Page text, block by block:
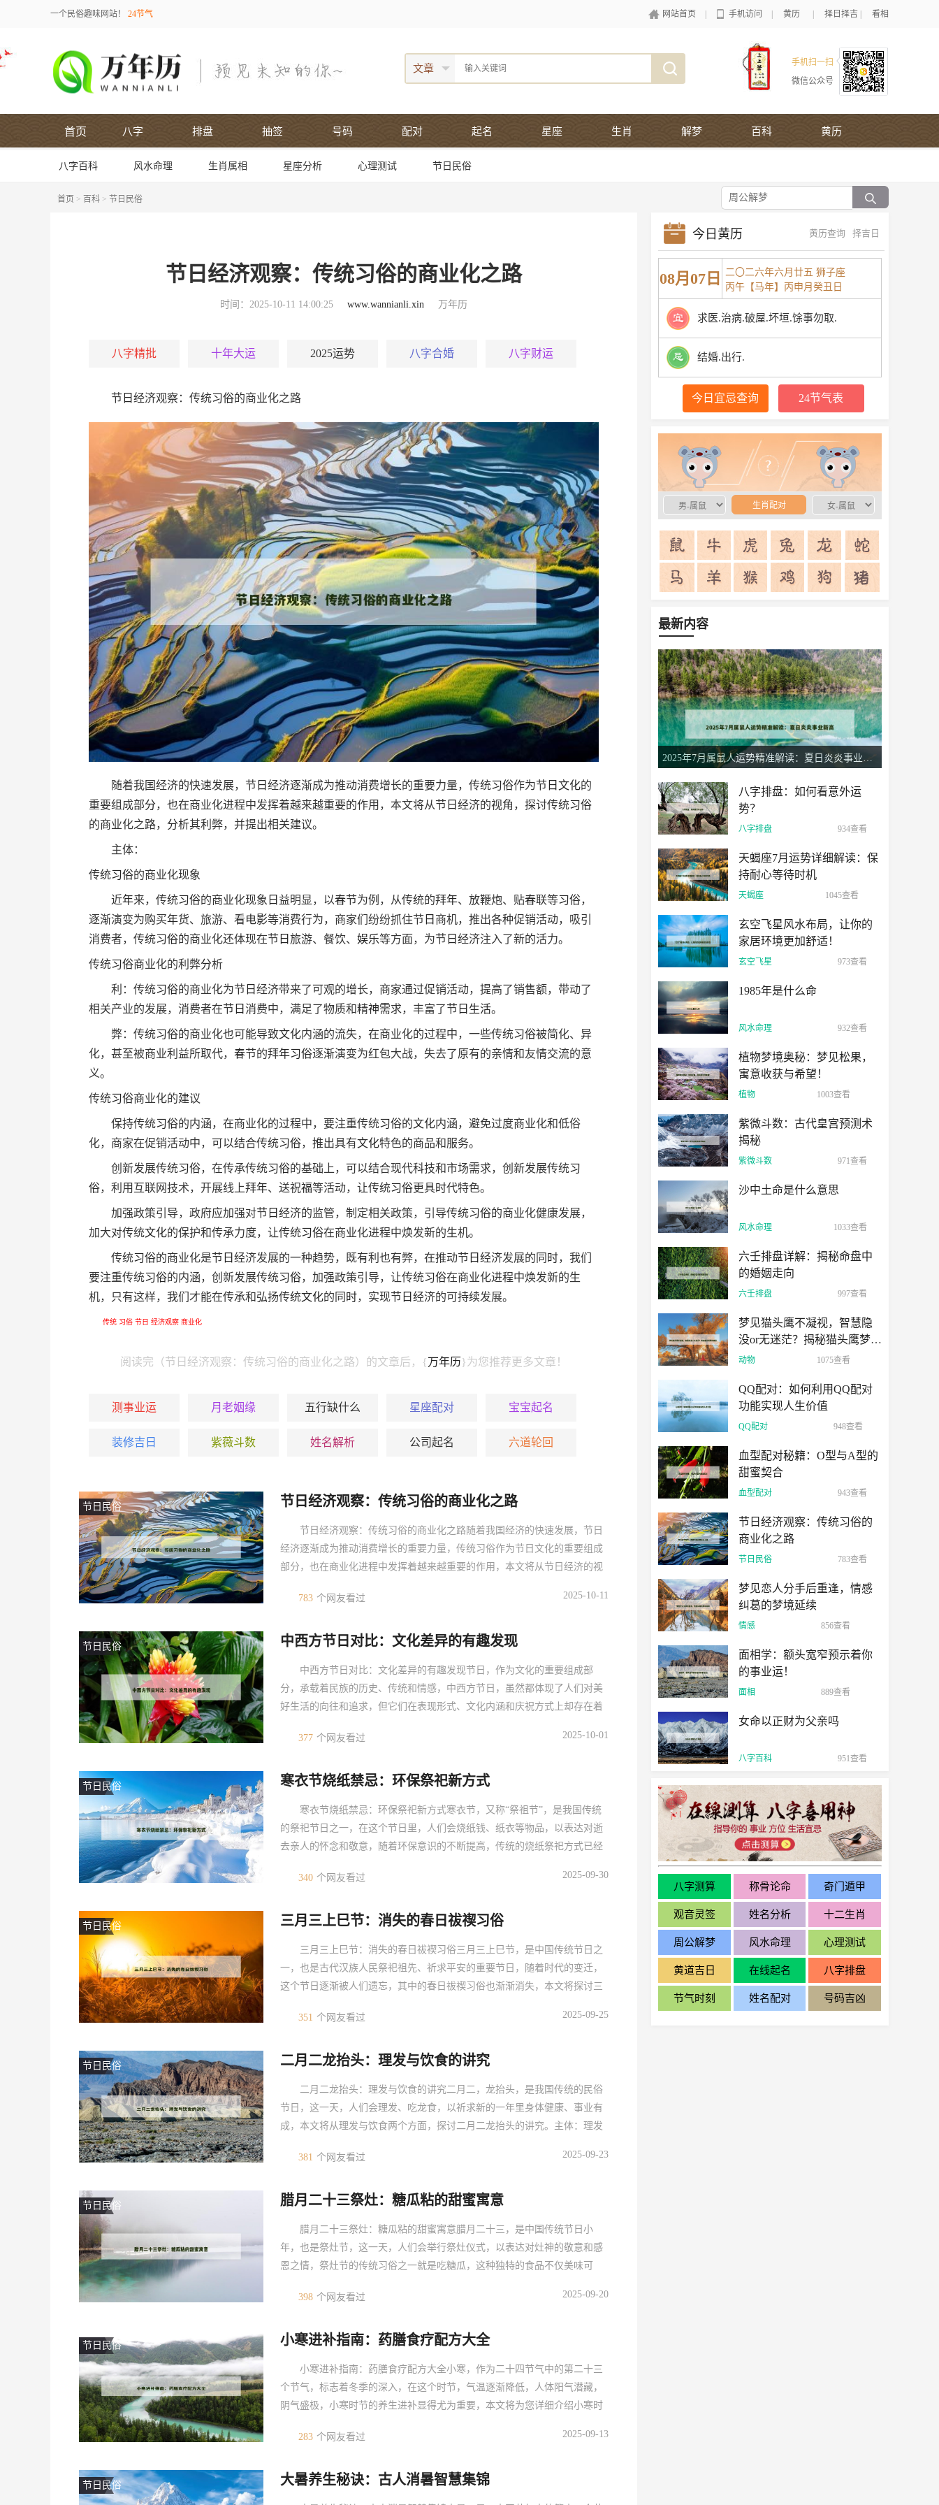
一个民俗趣味网站！ 24节气 网站首页 手机访问 黄历 择日择吉 看相
文章
手机扫一扫
微信公众号
首页 八字 排盘 抽签 号码 配对 起名 星座 生肖 解梦 百科 黄历
八字百科 风水命理 生肖属相 星座分析 心理测试 节日民俗
首页 > 百科 > 节日民俗
节日经济观察：传统习俗的商业化之路
时间：2025-10-11 14:00:25 www.wannianli.xin 万年历
八字精批 十年大运 2025运势 八字合婚 八字财运
节 日 经济观察：传统习俗的商业化之路
随着我国经济的快速发展，节 日 经济逐渐成为推动消费增长的重要力量，传统习俗作为节 日 文化的
重要组成部分，也在商业化进程中发挥着越来越重要的作用，本文将从节 日 经济的视角，探讨传统习俗
的商业化之路， 分析其利弊，并提出相关建议。
主体：
传统习俗的商业化现象
近年来，传统习俗的商业化现象 日 益明显，以春节为例，从传统的拜年、放鞭炮、贴春联等习俗，
逐渐演变为购买年货、旅游、看电影等消费行为，商家们纷纷抓住节 日 商机，推出各种促销活动，吸引
消费者，传统习俗的商业化还体现在节 日 旅游、餐饮、 娱乐等方面，为节 日 经济注入了新的活力。
传统习俗商业化的利弊分析
利：传统习俗的商业化为节 日 经济带来了可观的增长，商家通过促销活动，提高了销售额，带动了
相关产业的发展，消费者在节 日 消费中，满足了物质和精神需求，丰富了节 日 生活。
弊：传统习俗的商业化也可能导致文化内涵的流失，在商业化的过程中，一些传统习俗被简化、异
化，甚至被商业利益所取代， 春节的拜年习俗逐渐演变为红包大战，失去了原有的亲情和友情交流的意
义。
传统习俗商业化的建议
保持传统习俗的内涵，在商业化的过程中，要注重传统习俗的文化内涵，避免过度商业化和低俗
化，商家在促销活动中，可以结合传统习俗，推出具有文化特色的商品和服务。
创新发展传统习俗，在传承传统习俗的基础上，可以结合现代科技和市场需求，创新发展传统习
俗，利用互联网技术，开展线上拜年、送祝福等活动，让传统习俗更具时代特色。
加强政策引导，政府应加强对节 日 经济的监管，制定相关政策，引导传统习俗的商业化健康发展，
加大对传统文化的保护和传承力度，让传统习俗在商业化进程中焕发新的生机。
传统习俗的商业化是节 日 经济发展的一种趋势，既有利也有弊，在推动节 日 经济发展的同 时，我们
要注重传统习俗的内涵，创新发展传统习俗，加强政策引导，让传统习俗在商业化进程中焕发新的生
机，只有这样，我们才能在传承和弘扬传统文化的同 时，实现节 日 经济的可持续发展。
传统 习俗 节日 经济观察 商业化
阅读完（节日经济观察：传统习俗的商业化之路）的文章后，{万年历}为您推荐更多文章！
测事业运 月老姻缘 五行缺什么 星座配对 宝宝起名
装修吉日 紫薇斗数 姓名解析 公司起名 六道轮回
节日民俗 节日经济观察：传统习俗的商业化之路
节日经济观察：传统习俗的商业化之路随着我国经济的快速发展，节日
经济逐渐成为推动消费增长的重要力量，传统习俗作为节日文化的重要组成
部分，也在商业化进程中发挥着越来越重要的作用，本文将从节日经济的视
统习俗的商业化现象近年来，传统习俗的商业化现象日益明显，以春节为
看电影等消
783 个网友看过 2025-10-11
节日民俗 中西方节日对比：文化差异的有趣发现
中西方节日对比：文化差异的有趣发现节日，作为文化的重要组成部
分，承载着民族的历史、传统和情感，中西方节日，虽然都体现了人们对美
好生活的向往和追求，但它们在表现形式、文化内涵和庆祝方式上却存在着
主体节日主题与寓意中西方节日主题和寓意各有侧重，中国节日多与农业、
中国人民对
377 个网友看过 2025-10-01
节日民俗 寒衣节烧纸禁忌：环保祭祀新方式
寒衣节烧纸禁忌：环保祭祀新方式寒衣节，又称“祭祖节”，是我国传统
的祭祀节日之一，在这个节日里，人们会烧纸钱、纸衣等物品，以表达对逝
去亲人的怀念和敬意，随着环保意识的不断提高，传统的烧纸祭祀方式已经
体：寒衣节烧纸禁忌的由来寒衣节烧纸的习俗源于古代，当时的人们认为，
烧纸祭祀
340 个网友看过 2025-09-30
节日民俗 三月三上巳节：消失的春日祓禊习俗
三月三上巳节：消失的春日祓禊习俗三月三上巳节，是中国传统节日之
一，也是古代汉族人民祭祀祖先、祈求平安的重要节日，随着时代的变迁，
这个节日逐渐被人们遗忘，其中的春日祓禊习俗也渐渐消失，本文将探讨三
主体：春日祓禊习俗是三月三上巳节的重要组成部分，它源于古代汉族人民
祈求平安
351 个网友看过 2025-09-25
节日民俗 二月二龙抬头：理发与饮食的讲究
二月二龙抬头：理发与饮食的讲究二月二，龙抬头，是我国传统的民俗
节日，这一天，人们会理发、吃龙食，以祈求新的一年里身体健康、事业有
成，本文将从理发与饮食两个方面，探讨二月二龙抬头的讲究。主体：理发
迎接新的一年，在这一天理发，可以让人焕然一新，精神焕发，寓意着从头
肖、脸
381 个网友看过 2025-09-23
节日民俗 腊月二十三祭灶：糖瓜粘的甜蜜寓意
腊月二十三祭灶：糖瓜粘的甜蜜寓意腊月二十三，是中国传统节日小
年，也是祭灶节，这一天，人们会举行祭灶仪式，以表达对灶神的敬意和感
恩之情，祭灶节的传统习俗之一就是吃糖瓜，这种独特的食品不仅美味可
种用糯米粉和糖制成的传统食品，它的形状像瓜，寓意着丰收和吉祥，在祭
甜蜜寓意着家
398 个网友看过 2025-09-20
节日民俗 小寒进补指南：药膳食疗配方大全
小寒进补指南：药膳食疗配方大全小寒，作为二十四节气中的第二十三
个节气，标志着冬季的深入，在这个时节，气温逐渐降低，人体阳气潜藏，
阴气盛极，小寒时节的养生进补显得尤为重要，本文将为您详细介绍小寒时
的养生原则小寒时节，人体阳气潜藏，阴气盛极，养生应以温补为主，帮助
响身体健
283 个网友看过 2025-09-13
节日民俗 大暑养生秘诀：古人消暑智慧集锦
今日黄历 黄历查询 择吉日
08月07日
二〇二六年六月廿五 狮子座
丙午【马年】丙申月癸丑日
求医.治病.破屋.坏垣.馀事勿取.
结婚.出行.
今日宜忌查询 24节气表
生肖配对
最新内容
2025年7月属鼠人运势精准解读：夏日炎炎事业新高
八字排盘：如何看意外运
势？
八字排盘 934查看
天蝎座7月运势详细解读：保
持耐心等待时机
天蝎座 1045查看
玄空飞星风水布局，让你的
家居环境更加舒适！
玄空飞星 973查看
1985年是什么命
风水命理 932查看
植物梦境奥秘：梦见松果，
寓意收获与希望！
植物 1003查看
紫微斗数：古代皇宫预测术
揭秘
紫微斗数 971查看
沙中土命是什么意思
风水命理 1033查看
六壬排盘详解：揭秘命盘中
的婚姻走向
六壬排盘 997查看
梦见猫头鹰不凝视，智慧隐
没or无迷茫？揭秘猫头鹰梦的
寓意
动物 1075查看
QQ配对：如何利用QQ配对
功能实现人生价值
QQ配对 948查看
血型配对秘籍：O型与A型的
甜蜜契合
血型配对 943查看
节日经济观察：传统习俗的
商业化之路
节日民俗 783查看
梦见恋人分手后重逢，情感
纠葛的梦境延续
情感 856查看
面相学：额头宽窄预示着你
的事业运！
面相 889查看
女命以正财为父亲吗
八字百科 951查看
八字测算 称骨论命 奇门遁甲
观音灵签 姓名分析 十二生肖
周公解梦 风水命理 心理测试
黄道吉日 在线起名 八字排盘
节气时刻 姓名配对 号码吉凶